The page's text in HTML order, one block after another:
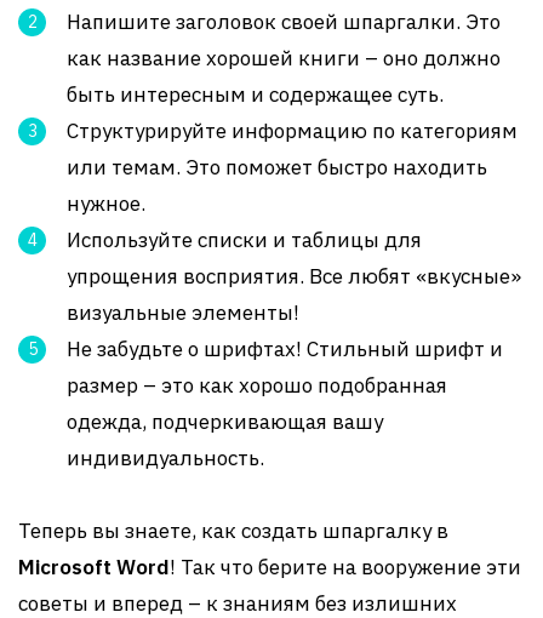
Напишите заголовок своей шпаргалки. Это
как название хорошей книги – оно должно
быть интересным и содержащее суть.
Структурируйте информацию по категориям
или темам. Это поможет быстро находить
нужное.
Используйте списки и таблицы для
упрощения восприятия. Все любят «вкусные»
визуальные элементы!
Не забудьте о шрифтах! Стильный шрифт и
размер – это как хорошо подобранная
одежда, подчеркивающая вашу
индивидуальность.
Теперь вы знаете, как создать шпаргалку в
Microsoft Word! Так что берите на вооружение эти
советы и вперед – к знаниям без излишних